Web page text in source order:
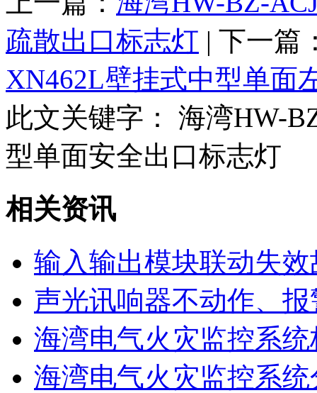
疏散出口标志灯 | 下一篇
XN462L壁挂式中型单面
此文关键字：
海湾HW-
型单面安全出口标志灯
相关资讯
输入输出模块联动失效
声光讯响器不动作、
海湾电气火灾监控系
海湾电气火灾监控系